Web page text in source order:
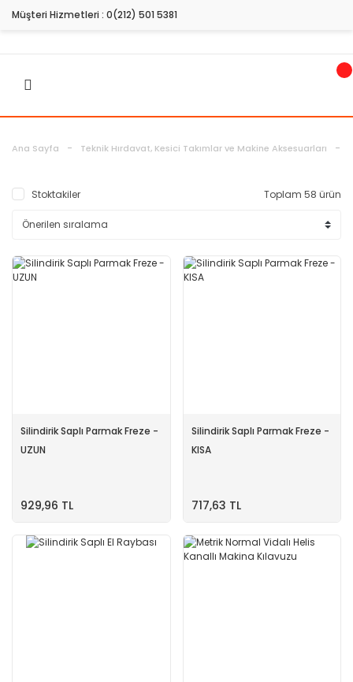
Müşteri Hizmetleri : 0(212) 501 5381
Ana Sayfa Teknik Hırdavat, Kesici Takımlar ve Makine Aksesuarları
Stoktakiler Toplam 58 ürün
Silindirik Saplı Parmak Freze -
UZUN
929,96 TL
Silindirik Saplı Parmak Freze -
KISA
717,63 TL